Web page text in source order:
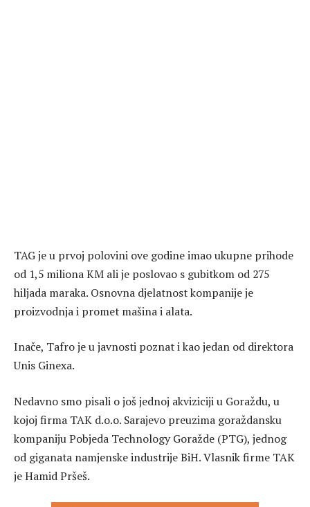
TAG je u prvoj polovini ove godine imao ukupne prihode
od 1,5 miliona KM ali je poslovao s gubitkom od 275
hiljada maraka. Osnovna djelatnost kompanije je
proizvodnja i promet mašina i alata.
Inače, Tafro je u javnosti poznat i kao jedan od direktora
Unis Ginexa.
Nedavno smo pisali o još jednoj akviziciji u Goraždu, u
kojoj firma TAK d.o.o. Sarajevo preuzima goraždansku
kompaniju Pobjeda Technology Goražde (PTG), jednog
od giganata namjenske industrije BiH. Vlasnik firme TAK
je Hamid Pršeš.